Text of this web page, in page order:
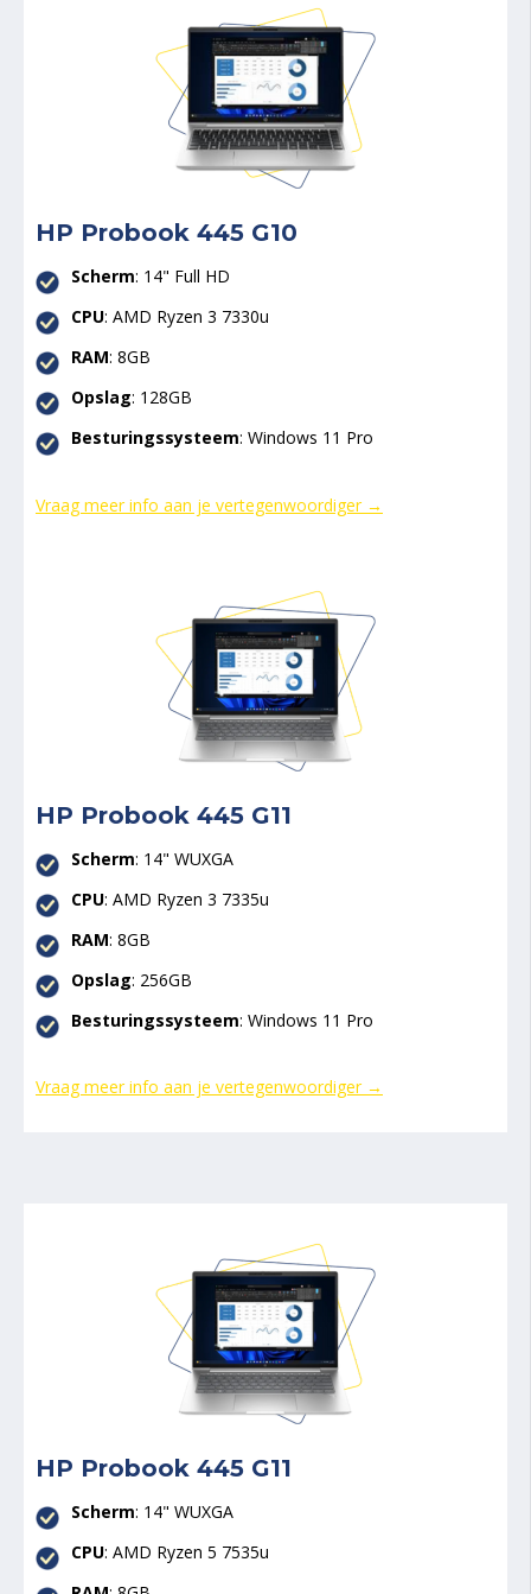
HP Probook 445 G10
Scherm: 14" Full HD
CPU: AMD Ryzen 3 7330u
RAM: 8GB
Opslag: 128GB
Besturingssysteem: Windows 11 Pro
Vraag meer info aan je vertegenwoordiger →
HP Probook 445 G11
Scherm: 14" WUXGA
CPU: AMD Ryzen 3 7335u
RAM: 8GB
Opslag: 256GB
Besturingssysteem: Windows 11 Pro
Vraag meer info aan je vertegenwoordiger →
HP Probook 445 G11
Scherm: 14" WUXGA
CPU: AMD Ryzen 5 7535u